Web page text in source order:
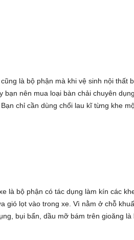
là bộ phận mà khi vệ sinh nội
bạn nên mua loại bàn chải chuyên
chỉ cần dùng chổi lau kĩ từng khe
là bộ phận có tác dụng làm kín các
gió lọt vào trong xe. Vì nằm ở chỗ
bụi bẩn, dầu mỡ bám trên gioăng là